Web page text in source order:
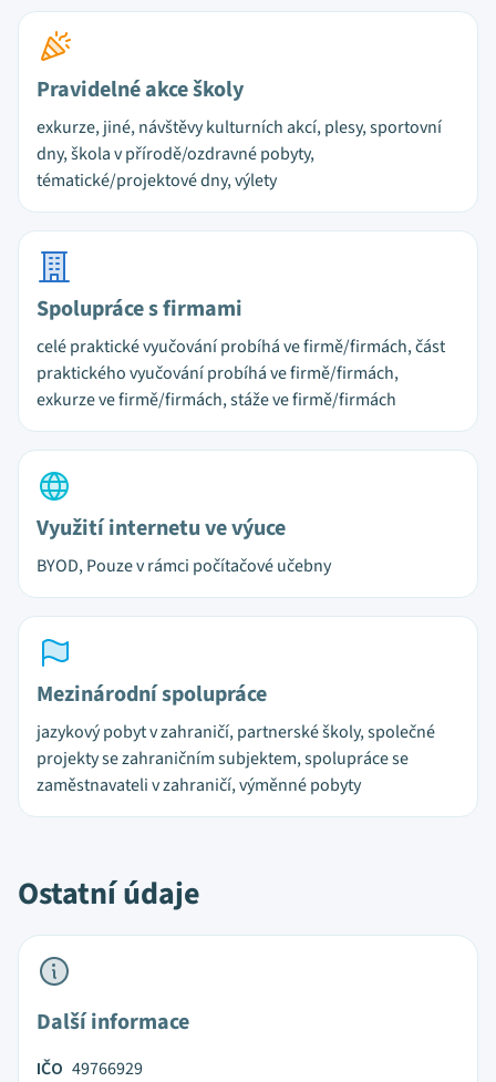
Pravidelné akce školy
exkurze, jiné, návštěvy kulturních akcí, plesy, sportovní
dny, škola v přírodě/ozdravné pobyty,
tématické/projektové dny, výlety
Spolupráce s firmami
celé praktické vyučování probíhá ve firmě/firmách, část
praktického vyučování probíhá ve firmě/firmách,
exkurze ve firmě/firmách, stáže ve firmě/firmách
Využití internetu ve výuce
BYOD, Pouze v rámci počítačové učebny
Mezinárodní spolupráce
jazykový pobyt v zahraničí, partnerské školy, společné
projekty se zahraničním subjektem, spolupráce se
zaměstnavateli v zahraničí, výměnné pobyty
Ostatní údaje
Další informace
IČO 49766929